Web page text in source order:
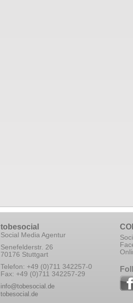
tobesocial
Social Media Agentur
Senefelderstr. 26
70176 Stuttgart
Telefon: +49 (0)711 342257-0
Fax: +49 (0)711 342257-29
info@tobesocial.de
tobesocial.de